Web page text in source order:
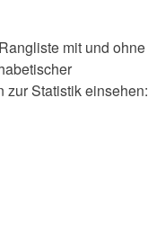
mit und ohne
zur Statistik einsehen: